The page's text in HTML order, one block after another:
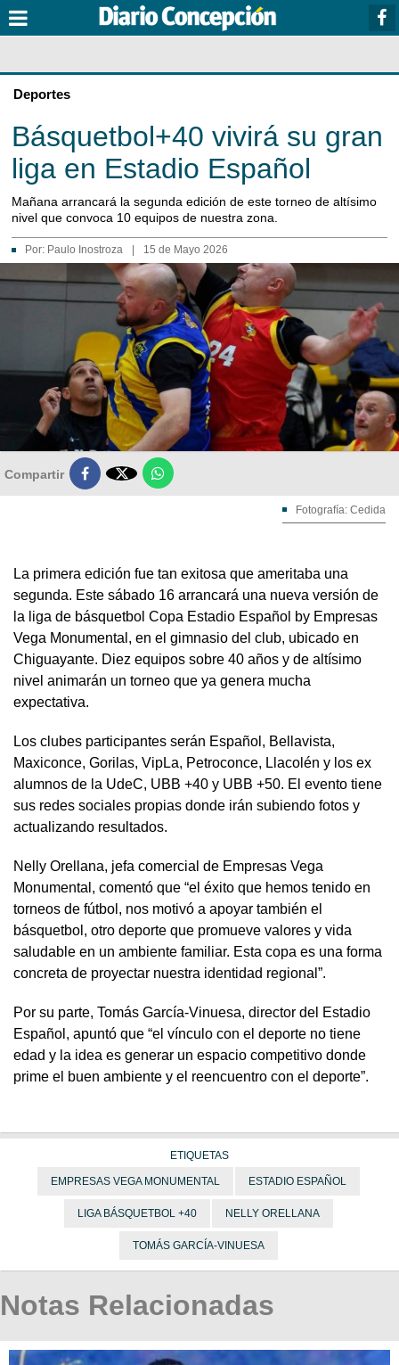
Deportes
Básquetbol+40 vivirá su gran
liga en Estadio Español
Mañana arrancará la segunda edición de este torneo de altísimo
nivel que convoca 10 equipos de nuestra zona.
Por: Paulo Inostroza 15 de Mayo 2026
Compartir 
Fotografía: Cedida
La primera edición fue tan exitosa que ameritaba una
segunda. Este sábado 16 arrancará una nueva versión de
la liga de básquetbol Copa Estadio Español by Empresas
Vega Monumental, en el gimnasio del club, ubicado en
Chiguayante. Diez equipos sobre 40 años y de altísimo
nivel animarán un torneo que ya genera mucha
expectativa.
Los clubes participantes serán Español, Bellavista,
Maxiconce, Gorilas, VipLa, Petroconce, Llacolén y los ex
alumnos de la UdeC, UBB +40 y UBB +50. El evento tiene
sus redes sociales propias donde irán subiendo fotos y
actualizando resultados.
Nelly Orellana, jefa comercial de Empresas Vega
Monumental, comentó que “el éxito que hemos tenido en
torneos de fútbol, nos motivó a apoyar también el
básquetbol, otro deporte que promueve valores y vida
saludable en un ambiente familiar. Esta copa es una forma
concreta de proyectar nuestra identidad regional”.
Por su parte, Tomás García-Vinuesa, director del Estadio
Español, apuntó que “el vínculo con el deporte no tiene
edad y la idea es generar un espacio competitivo donde
prime el buen ambiente y el reencuentro con el deporte”.
ETIQUETAS
EMPRESAS VEGA MONUMENTAL ESTADIO ESPAÑOL
LIGA BÁSQUETBOL +40 NELLY ORELLANA
TOMÁS GARCÍA-VINUESA
Notas Relacionadas